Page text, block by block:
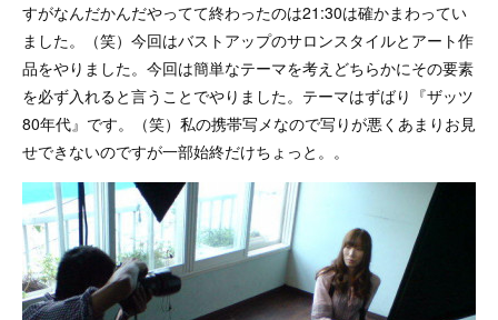
すがなんだかんだやってて終わったのは21:30は確かまわってい
ました。（笑）今回はバストアップのサロンスタイルとアート作
品をやりました。今回は簡単なテーマを考えどちらかにその要素
を必ず入れると言うことでやりました。テーマはずばり『ザッツ
80年代』です。（笑）私の携帯写メなので写りが悪くあまりお見
せできないのですが一部始終だけちょっと。。